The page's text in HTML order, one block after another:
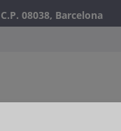
08038, Barcelona